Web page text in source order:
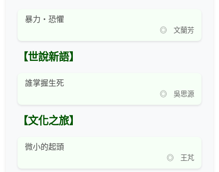
暴力‧恐懼
◎ 文蘭芳
【世說新語】
誰掌握生死
◎ 吳思源
【文化之旅】
微小的起頭
◎ 王芃